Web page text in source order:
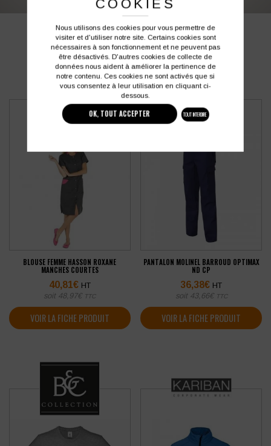
PRODUITS SIMILAIRES
BLOUSE FEMME HASSON ROXANE
MANCHES COURTES
40,81€ HT
soit 48,97€ TTC
VOIR LA FICHE PRODUIT
PANTALON MOLINEL BARROUD OPTIMAX
ND CP
36,38€ HT
soit 43,66€ TTC
VOIR LA FICHE PRODUIT
COOKIES
Nous utilisons des cookies pour vous permettre de
visiter et d'utiliser notre site. Certains cookies sont
nécessaires à son fonctionnement et ne peuvent pas
être désactivés. D'autres cookies de collecte de
données nous aident à améliorer la pertinence de
notre contenu. Ces cookies ne sont activés que si
vous consentez à leur utilisation en cliquant ci-
dessous.
OK, TOUT ACCEPTER TOUT INTERDIRE